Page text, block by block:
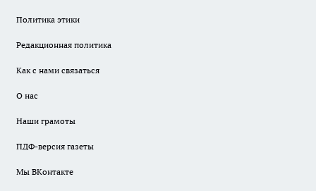
Политика этики
Редакционная политика
Как с нами связаться
О нас
Наши грамоты
ПДФ-версия газеты
Мы ВКонтакте